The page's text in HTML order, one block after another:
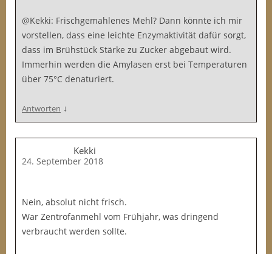
@Kekki: Frischgemahlenes Mehl? Dann könnte ich mir
vorstellen, dass eine leichte Enzymaktivität dafür sorgt,
dass im Brühstück Stärke zu Zucker abgebaut wird.
Immerhin werden die Amylasen erst bei Temperaturen
über 75°C denaturiert.
Antworten ↓
Kekki
24. September 2018
Nein, absolut nicht frisch.
War Zentrofanmehl vom Frühjahr, was dringend
verbraucht werden sollte.